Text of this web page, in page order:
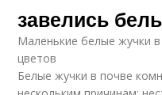
завелись
Маленькие белые жучки
цветов
Белые жучки в почве